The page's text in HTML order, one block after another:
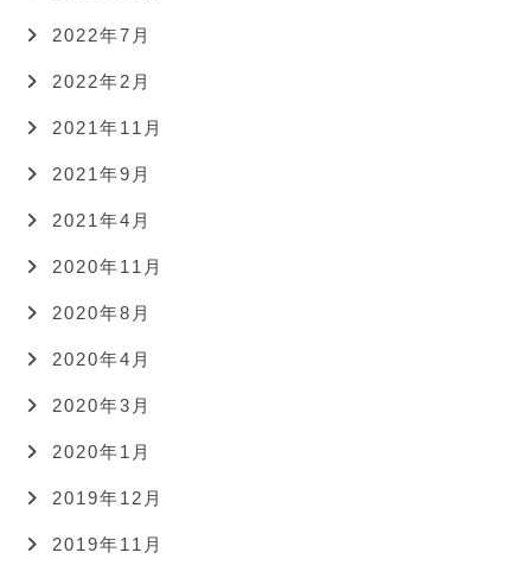
2022年7月
2022年2月
2021年11月
2021年9月
2021年4月
2020年11月
2020年8月
2020年4月
2020年3月
2020年1月
2019年12月
2019年11月